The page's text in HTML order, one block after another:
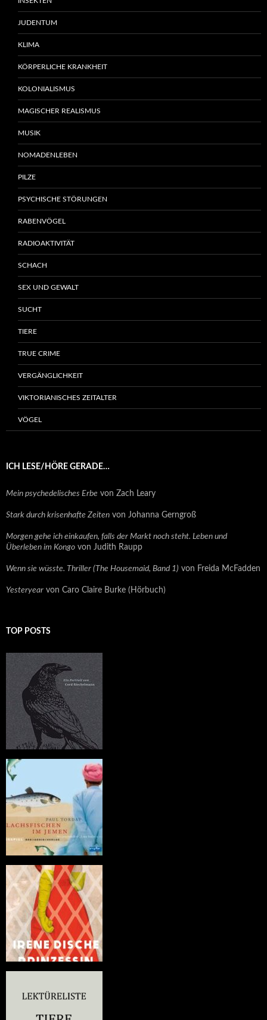
JUDENTUM
KLIMA
KÖRPERLICHE KRANKHEIT
KOLONIALISMUS
MAGISCHER REALISMUS
MUSIK
NOMADENLEBEN
PILZE
PSYCHISCHE STÖRUNGEN
RABENVÖGEL
RADIOAKTIVITÄT
SCHACH
SEX UND GEWALT
SUCHT
TIERE
TRUE CRIME
VERGÄNGLICHKEIT
VIKTORIANISCHES ZEITALTER
VÖGEL
ICH LESE/HÖRE GERADE…
Mein psychedelisches Erbe von Zach Leary
Stark durch krisenhafte Zeiten von Johanna Gerngroß
Morgen gehe ich einkaufen, falls der Markt noch steht. Leben und
Überleben im Kongo von Judith Raupp
Wenn sie wüsste. Thriller (The Housemaid, Band 1) von Freida McFadden
Yesteryear von Caro Claire Burke (Hörbuch)
TOP POSTS